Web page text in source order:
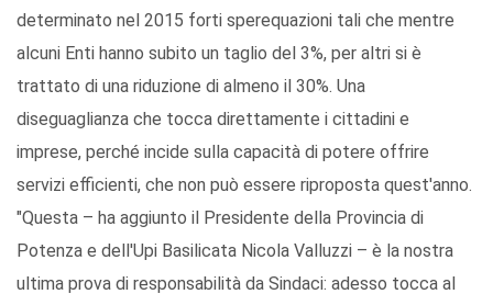
determinato nel 2015 forti sperequazioni tali che mentre
alcuni Enti hanno subito un taglio del 3%, per altri si è
trattato di una riduzione di almeno il 30%. Una
diseguaglianza che tocca direttamente i cittadini e
imprese, perché incide sulla capacità di potere offrire
servizi efficienti, che non può essere riproposta quest'anno.
"Questa – ha aggiunto il Presidente della Provincia di
Potenza e dell'Upi Basilicata Nicola Valluzzi – è la nostra
ultima prova di responsabilità da Sindaci: adesso tocca al